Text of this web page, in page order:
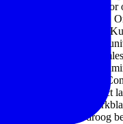
» Kabels
Montagematerialen »
Spoelunits »
Spoelunits »
Compact
laminaat werkbladen
randafwerking Compact
Compact laminaat
je bij het droog